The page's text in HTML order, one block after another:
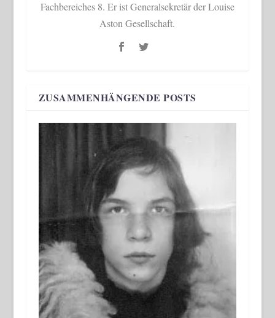
Fachbereiches 8. Er ist Generalsekretär der Louise
Aston Gesellschaft.
ZUSAMMENHÄNGENDE POSTS